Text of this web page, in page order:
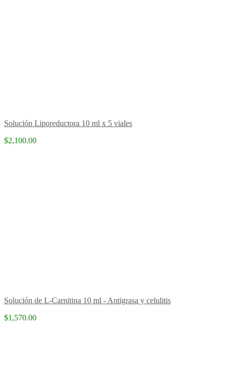
Solución Liporeductora 10 ml x 5 viales
$2,100.00
Solución de L-Carnitina 10 ml - Antigrasa y celulitis
$1,570.00